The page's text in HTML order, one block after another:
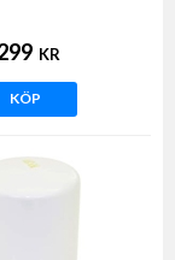
KR
KÖP